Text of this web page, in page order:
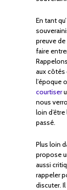
En tant
preuve
faire
aux côtés
l’époque
courtiser
nous
loin
passé.
Plus loin
propose
aussi
rappeler
discuter.